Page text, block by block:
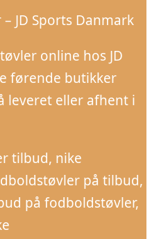
JD Sports Danmark
online hos JD
førende butikker
leveret eller afhent i
tilbud, nike
på tilbud,
på fodboldstøvler,